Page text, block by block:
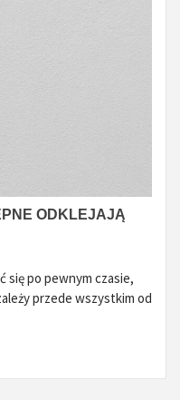
ODKLEJAJĄ
się po pewnym czasie,
przede wszystkim od